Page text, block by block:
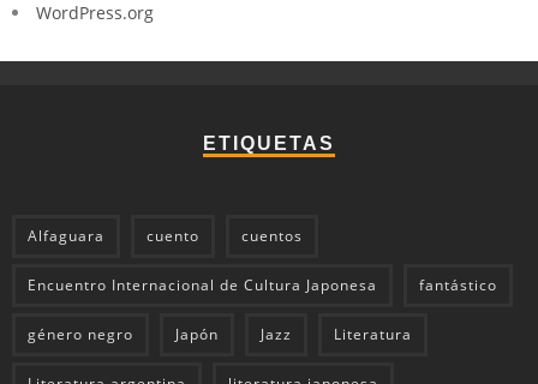
WordPress.org
ETIQUETAS
Alfaguara cuento cuentos
Encuentro Internacional de Cultura Japonesa fantástico
género negro Japón Jazz Literatura